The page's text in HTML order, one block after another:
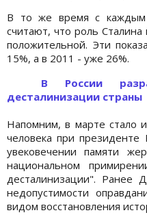
В то же время с каждым
считают, что роль
положительной. Эти
15%, а в 2011 - уже 26%.
В России
десталинизации страны
Напомним, в марте стало
человека при президенте
увековечении памяти
национальном
десталинизации". Ранее
недопустимости
видом восстановления